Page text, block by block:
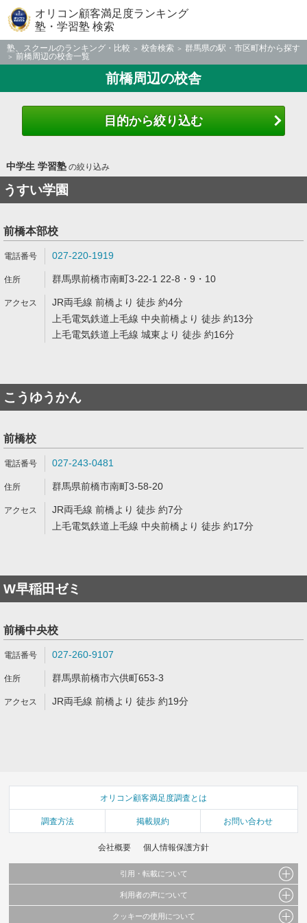
オリコン顧客満足度ランキング
塾・学習塾 検索
塾、スクールのランキング・比較 校舎検索
群馬県の駅・市区町村から探す
前橋周辺の校舎一覧
前橋周辺の校舎
目的から絞り込む
中学生 学習塾の絞り込み
うすい学園
前橋本部校
027-220-1919
群馬県前橋市南町3-22-1 22-8・9・10
JR両毛線 前橋より 徒歩 約4分
上毛電気鉄道上毛線 中央前橋より 徒歩 約13分
上毛電気鉄道上毛線 城東より 徒歩 約16分
こうゆうかん
前橋校
027-243-0481
群馬県前橋市南町3-58-20
JR両毛線 前橋より 徒歩 約7分
上毛電気鉄道上毛線 中央前橋より 徒歩 約17分
W早稲田ゼミ
前橋中央校
027-260-9107
群馬県前橋市六供町653-3
JR両毛線 前橋より 徒歩 約19分
オリコン顧客満足度調査とは
調査方法 掲載規約 お問い合わせ
会社概要 個人情報保護方針
引用・転載について
当サイトで公開されている情報（文字、写真、イラスト、画像データ等）及びこれらの配
利用者の声について
当サイトに掲載している内容はすべてサービスの利用者が提出された見解・感想です。
クッキーの使用について